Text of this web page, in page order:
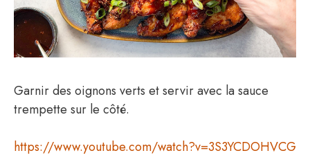
Garnir des oignons verts et servir avec la sauce
trempette sur le côté.
https://www.youtube.com/watch?v=3S3YCDOHVCG